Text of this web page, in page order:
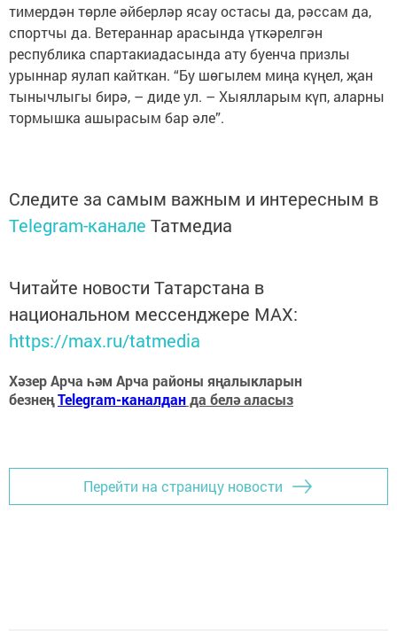
тимердән төрле әйберләр ясау остасы да, рәссам да,
спортчы да. Ветераннар арасында үткәрелгән
республика спартакиадасында ату буенча призлы
урыннар яулап кайткан. “Бу шөгылем миңа күңел, җан
тынычлыгы бирә, – диде ул. – Хыялларым күп, аларны
тормышка ашырасым бар әле”.
Следите за самым важным и интересным в
Telegram-канале Татмедиа
Читайте новости Татарстана в
национальном мессенджере MАХ:
https://max.ru/tatmedia
Хәзер Арча һәм Арча районы яңалыкларын
безнеңTelegram-каналданда белә аласыз
Перейти на страницу новости